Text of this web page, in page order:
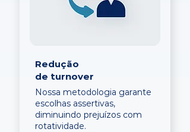
Redução
de turnover
Nossa metodologia garante
escolhas assertivas,
diminuindo prejuízos com
rotatividade.